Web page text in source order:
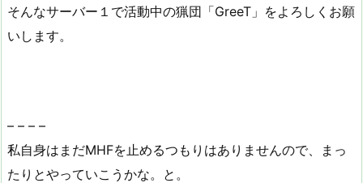
そんなサーバー１で活動中の猟団「GreeT」をよろしくお願
いします。
– – – –
私自身はまだMHFを止めるつもりはありませんので、まっ
たりとやっていこうかな。と。